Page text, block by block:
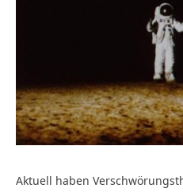
Aktuell haben